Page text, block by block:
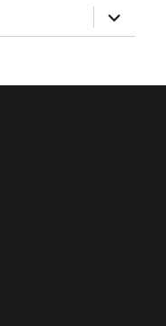
öffnen